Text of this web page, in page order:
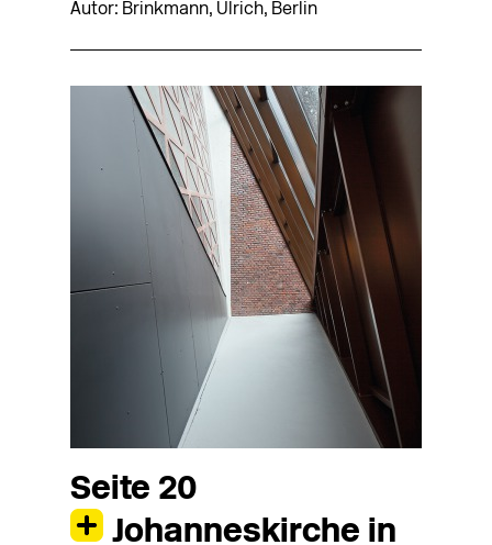
Autor: Brinkmann, Ulrich, Berlin
Seite 20
Johanneskirche in